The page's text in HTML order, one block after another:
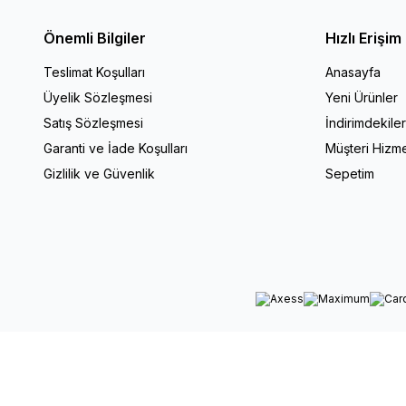
Önemli Bilgiler
Teslimat Koşulları
Üyelik Sözleşmesi
Satış Sözleşmesi
Garanti ve İade Koşulları
Gizlilik ve Güvenlik
Hızlı Erişim
Anasayfa
Yeni Ürünler
İndirimdekiler
Müşteri
Sepetim